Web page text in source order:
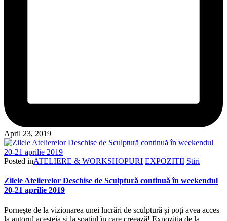
April 23, 2019
Posted inATELIERE & WORKSHOPURI EXPOZITII Stiri
Zilele Atelierelor Deschise de Sculptură continuă în weekendul
20-21 aprilie 2019
Pornește de la vizionarea unei lucrări de sculptură și poți avea acces
la autorul acesteia și la spațiul în care creează! Expoziția de la